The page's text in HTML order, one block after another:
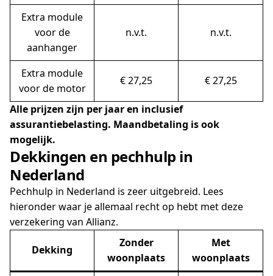
Extra module
voor de
aanhanger
n.v.t. n.v.t.
Extra module
voor de motor
€ 27,25 € 27,25
Alle prijzen zijn per jaar en inclusief
assurantiebelasting. Maandbetaling is ook
mogelijk.
Dekkingen en pechhulp in
Nederland
Pechhulp in Nederland is zeer uitgebreid. Lees
hieronder waar je allemaal recht op hebt met deze
verzekering van Allianz.
Dekking
Zonder
woonplaats
Met
woonplaats